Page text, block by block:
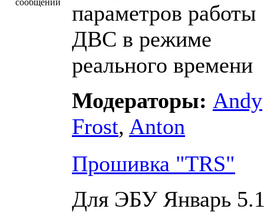
параметров работы
ДВС в режиме
реального времени
Модераторы: Andy
Frost, Anton
Прошивка "TRS"
Для ЭБУ Январь